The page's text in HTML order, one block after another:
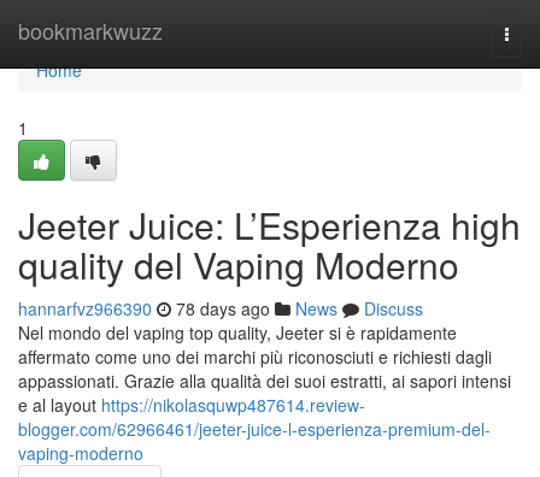
bookmarkwuzz
Home
Home
1
Jeeter Juice: L’Esperienza high
quality del Vaping Moderno
hannarfvz966390 78 days ago News
Discuss
Nel mondo del vaping top quality, Jeeter si è rapidamente
affermato come uno dei marchi più riconosciuti e richiesti dagli
appassionati. Grazie alla qualità dei suoi estratti, ai sapori intensi
e al layout https://nikolasquwp487614.review-
blogger.com/62966461/jeeter-juice-l-esperienza-premium-del-
vaping-moderno